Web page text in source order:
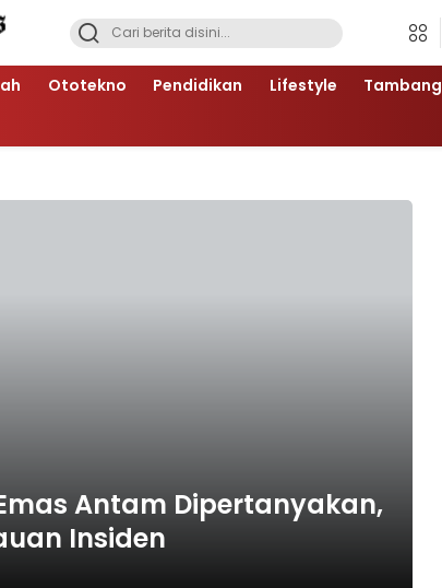
Ototekno Pendidikan Lifestyle Tambang
Antam Dipertanyakan,
Insiden